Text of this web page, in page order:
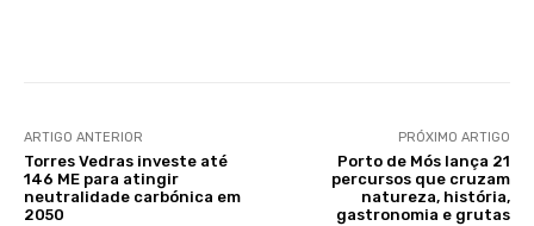
ARTIGO ANTERIOR
Torres Vedras investe até
146 ME para atingir
neutralidade carbónica em
2050
PRÓXIMO ARTIGO
Porto de Mós lança 21
percursos que cruzam
natureza, história,
gastronomia e grutas